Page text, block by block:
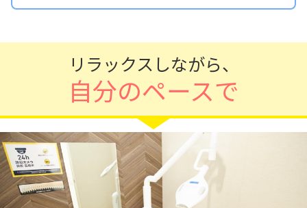
リラックスしながら、
自分のペースで